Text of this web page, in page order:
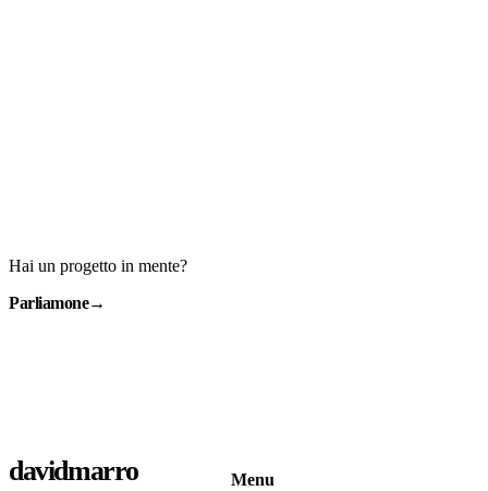
Hai un progetto in mente?
Parliamone→
davidmarro Menu